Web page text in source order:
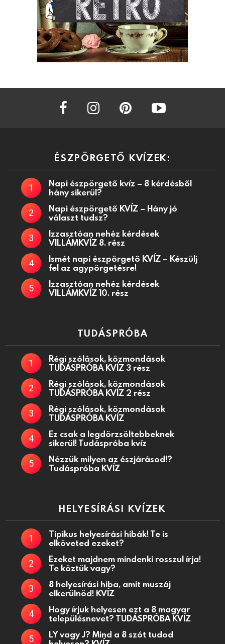
facebook instagram
ÉSZPÖRGETŐ KVÍZEK:
Napi észpörgető kvíz – 8 kérdésből
hány sikerül?
Napi észpörgető KVÍZ – Hány jó
választ tudsz?
Izzasztóan nehéz kérdések
VILLÁMKVÍZ 8. rész
Ismét napi észpörgető KVÍZ – Készülj
fel az agypörgetésre!
Izzasztóan nehéz kérdések
VILLÁMKVÍZ 10. rész
TUDÁSPRÓBA
Régi szólások, közmondások
TUDÁSPRÓBA KVÍZ 3 rész
Régi szólások, közmondások
TUDÁSPRÓBA KVÍZ 2 rész
Régi szólások, közmondások
TUDÁSPRÓBA KVÍZ
Ez csak a legdörzsöltebbeknek
sikerül! Tudáspróba kvíz
Nézzük milyen az észjárásod!?
Tudáspróba KVÍZ
HELYESÍRÁSI KVÍZEK
Tipikus helyesírási hibák! Te is
elköveted ezeket?
Ezeket majdnem mindenki rosszul írja!
Te köztük vagy?
8 helyesírási hiba, amit muszáj
elkerülnöd! KVÍZ
Hogy írjuk helyesen ezt a 8 magyar
településnevet? TUDÁSPRÓBA KVÍZ
LY vagy J? Mind a 8 szót tudod